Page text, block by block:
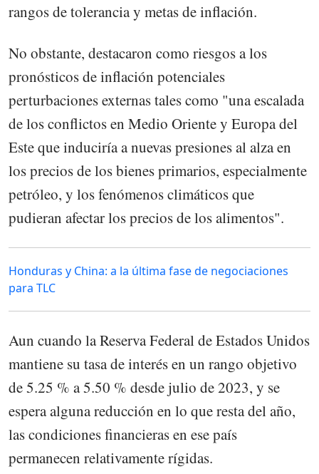
rangos de tolerancia y metas de inflación.
No obstante, destacaron como riesgos a los
pronósticos de inflación potenciales
perturbaciones externas tales como "una escalada
de los conflictos en Medio Oriente y Europa del
Este que induciría a nuevas presiones al alza en
los precios de los bienes primarios, especialmente
petróleo, y los fenómenos climáticos que
pudieran afectar los precios de los alimentos".
Honduras y China: a la última fase de negociaciones
para TLC
Aun cuando la Reserva Federal de Estados Unidos
mantiene su tasa de interés en un rango objetivo
de 5.25 % a 5.50 % desde julio de 2023, y se
espera alguna reducción en lo que resta del año,
las condiciones financieras en ese país
permanecen relativamente rígidas.